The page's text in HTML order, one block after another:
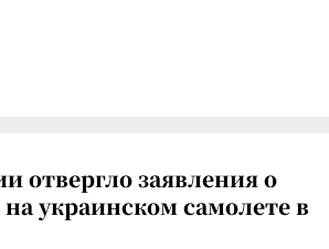
отвергло заявления о
украинском самолете в